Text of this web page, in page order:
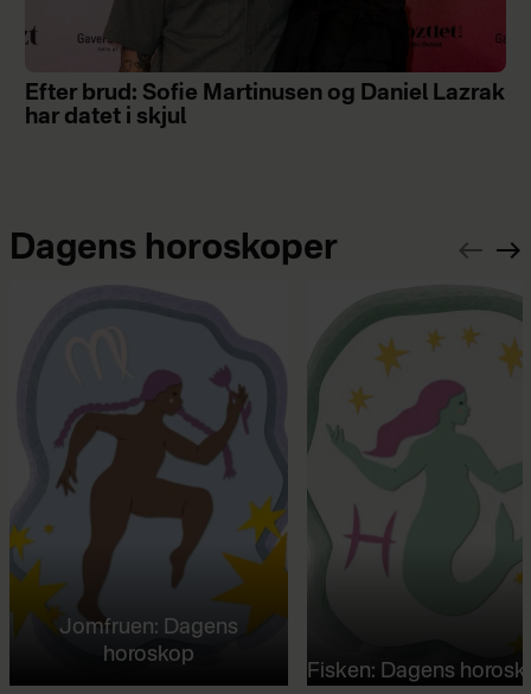
Efter brud: Sofie Martinusen og Daniel Lazrak
har datet i skjul
Dagens horoskoper
Jomfruen: Dagens
horoskop
Fisken: Dagens